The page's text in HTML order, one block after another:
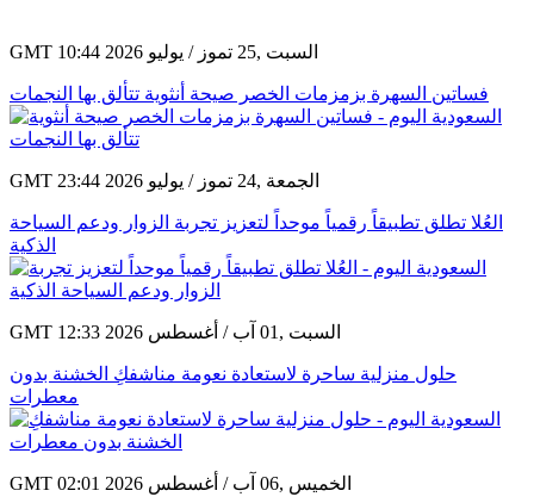
GMT 10:44 2026 السبت ,25 تموز / يوليو
فساتين السهرة بزمزمات الخصر صيحة أنثوية تتألق بها النجمات
GMT 23:44 2026 الجمعة ,24 تموز / يوليو
العُلا تطلق تطبيقاً رقمياً موحداً لتعزيز تجربة الزوار ودعم السياحة
الذكية
GMT 12:33 2026 السبت ,01 آب / أغسطس
حلول منزلية ساحرة لاستعادة نعومة مناشفكِ الخشنة بدون
معطرات
GMT 02:01 2026 الخميس ,06 آب / أغسطس